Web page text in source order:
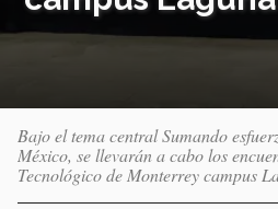
Bajo el tema central Sumando
México, se llevarán a cabo los
Tecnológico de Monterrey campus